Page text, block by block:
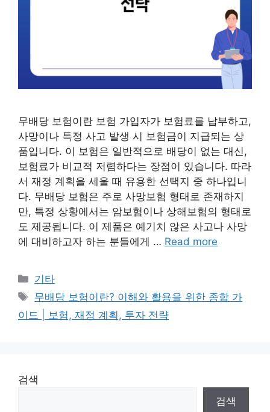
무배당 보험이란 보험 가입자가 보험료를 납부하고,
사망이나 특정 사고 발생 시 보험금이 지급되는 상
품입니다. 이 보험은 일반적으로 배당이 없는 대신,
보험료가 비교적 저렴하다는 장점이 있습니다. 따라
서 재정 계획을 세울 때 유용한 선택지 중 하나입니
다. 무배당 보험은 주로 사망보험 형태로 존재하지
만, 특정 상황에서는 암보험이나 상해보험의 형태로
도 제공됩니다. 이 제품은 예기치 않은 사고나 사망
에 대비하고자 하는 분들에게 … Read more
Categories
기타
Tags
무배당 보험이란? 이해와 활용을 위한 종합 가
이드 | 보험, 재정 계획, 투자 전략
검색
검색